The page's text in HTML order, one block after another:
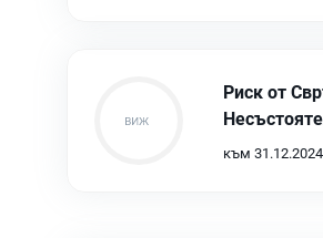
Риск от
към 31.12.2024